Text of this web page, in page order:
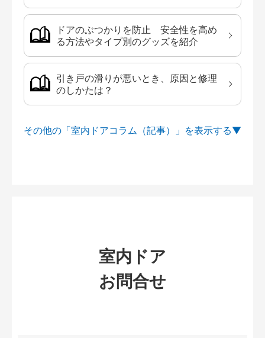
ドアのぶつかりを防止 安全性を高め
る方法やタイプ別のグッズを紹介
引き戸の滑りが悪いとき、原因と修理
のしかたは？
その他の「室内ドアコラム（記事）」を
室内ドア
お問合せ